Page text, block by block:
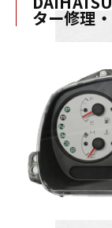
ター修理